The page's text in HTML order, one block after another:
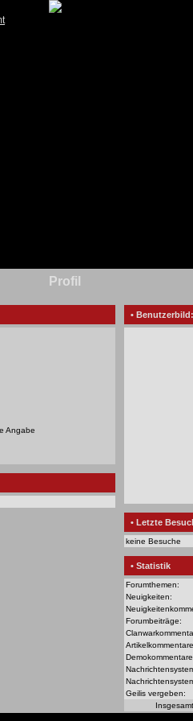
Profil
Angabe
• Benutzerbild:
• Letzte
keine Besuche
• Statistik
Forumthemen:
Neuigkeiten:
Forumbeiträge:
Geilis vergeben: